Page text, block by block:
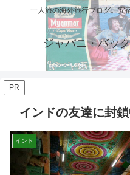
一人旅の海外旅行ブログ。安
ジャパニ・バッ
PR
インドの友達に封
インド